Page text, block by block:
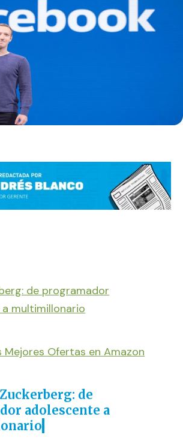
de programador
multimillonario
Mejores Ofertas en Amazon
de
adolescente a